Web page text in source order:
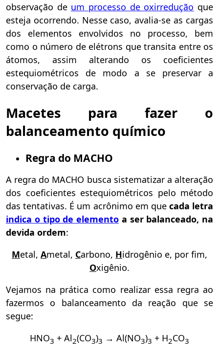
observação de um processo de oxirredução que
esteja ocorrendo. Nesse caso, avalia-se as cargas
dos elementos envolvidos no processo, bem
como o número de elétrons que transita entre os
átomos, assim alterando os coeficientes
estequiométricos de modo a se preservar a
conservação de carga.
Macetes para fazer o
balanceamento químico
Regra do MACHO
A regra do MACHO busca sistematizar a alteração
dos coeficientes estequiométricos pelo método
das tentativas. É um acrônimo em que cada letra
indica o tipo de elemento a ser balanceado, na
devida ordem:
Metal, Ametal, Carbono, Hidrogênio e, por fim,
Oxigênio.
Vejamos na prática como realizar essa regra ao
fazermos o balanceamento da reação que se
segue:
HNO3 + Al2(CO3)3 → Al(NO3)3 + H2CO3